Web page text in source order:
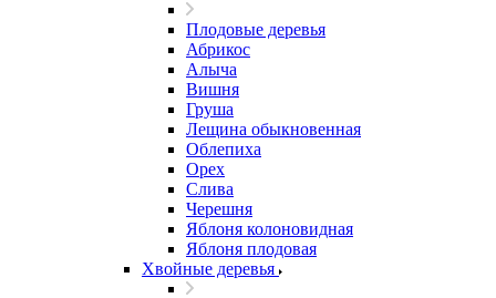
Плодовые деревья
Абрикос
Алыча
Вишня
Груша
Лещина обыкновенная
Облепиха
Орех
Слива
Черешня
Яблоня колоновидная
Яблоня плодовая
Хвойные деревья